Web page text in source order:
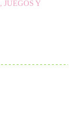
, JUEGOS Y